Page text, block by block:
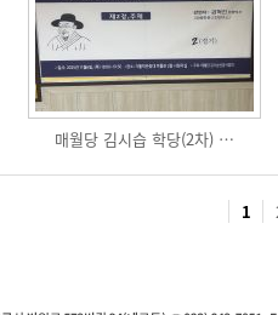
매월당 김시습 학당(2차) …
1